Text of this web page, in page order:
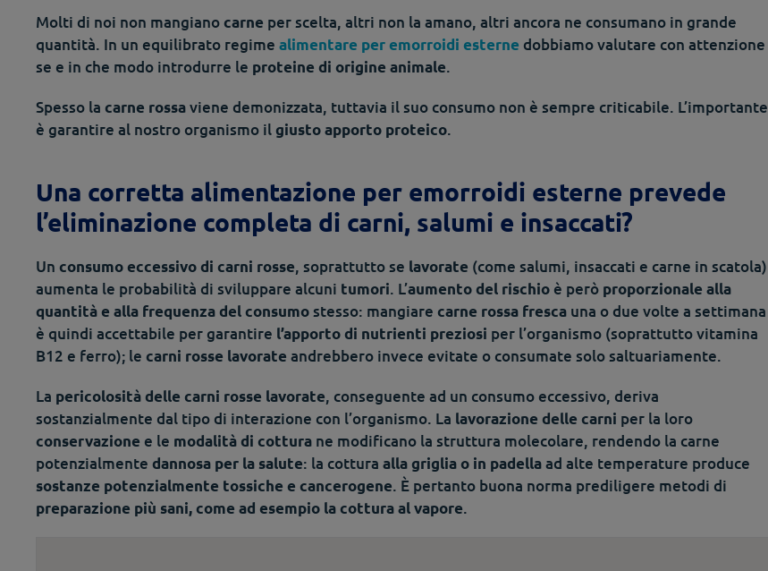
Molti di noi non mangianocarne per scelta, altri non la amano, altri ancora ne consumano in grande
quantità. In un equilibrato regime alimentare per emorroidi esterne dobbiamo valutare con attenzione
se e in che modo introdurre le proteine di origine animale.
Spesso la carne rossaviene demonizzata, tuttavia il suo consumo non è sempre criticabile. L’importante
è garantire al nostro organismo ilgiusto apporto proteico.
Una corretta alimentazione per emorroidi esterne prevede
l’eliminazione completa di carni, salumi e insaccati?
Un consumo eccessivo di carni rosse, soprattutto se lavorate (come salumi, insaccati e carne in scatola)
aumenta le probabilità di sviluppare alcuni tumori. L’aumento del rischio è però proporzionale alla
quantità e alla frequenza del consumostesso: mangiare carne rossa fresca una o due volte a settimana
è quindi accettabile per garantire l’apporto di nutrienti preziosi per l’organismo (soprattutto vitamina
B12 e ferro); le carni rosse lavorate andrebbero invece evitate o consumate solo saltuariamente.
La pericolosità delle carni rosse lavorate, conseguente ad un consumo eccessivo, deriva
sostanzialmente dal tipo di interazione con l’organismo. La lavorazione delle carni per la loro
conservazione e le modalità di cottura ne modificano la struttura molecolare, rendendo la carne
potenzialmente dannosa per la salute: la cottura alla griglia o in padellaad alte temperature produce
sostanze potenzialmente tossiche e cancerogene. È pertanto buona norma prediligere metodi di
preparazione più sani, come ad esempio la cottura al vapore.